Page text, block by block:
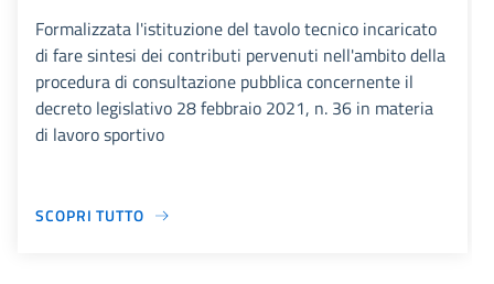
Formalizzata l'istituzione del tavolo tecnico incaricato
di fare sintesi dei contributi pervenuti nell'ambito della
procedura di consultazione pubblica concernente il
decreto legislativo 28 febbraio 2021, n. 36 in materia
di lavoro sportivo
SCOPRI TUTTO